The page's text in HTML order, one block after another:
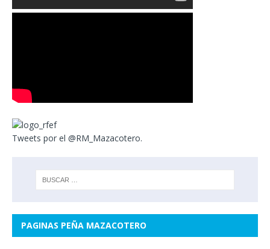
Tweets por el @RM_Mazacotero.
PAGINAS PEÑA MAZACOTERO